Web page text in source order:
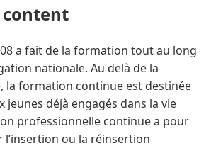
a fait de la formation tout au long
nationale. Au delà de la
la formation continue est destinée
jeunes déjà engagés dans la vie
professionnelle continue a pour
l’insertion ou la réinsertion